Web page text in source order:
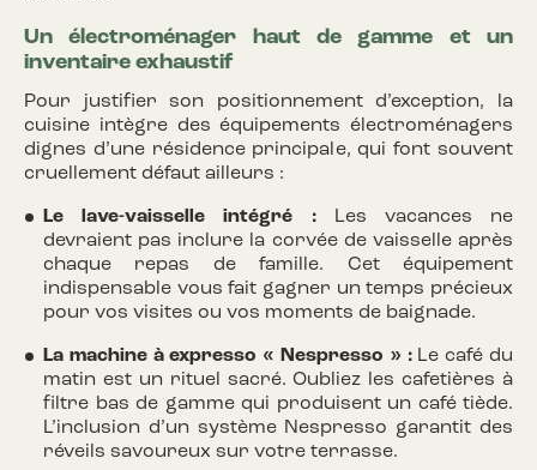
Un électroménager haut de gamme et un
inventaire exhaustif
Pour justifier son positionnement d’exception, la
cuisine intègre des équipements électroménagers
dignes d’une résidence principale, qui font souvent
cruellement défaut ailleurs :
Le lave-vaisselle intégré :Les vacances ne
devraient pas inclure la corvée de vaisselle après
chaque repas de famille. Cet équipement
indispensable vous fait gagner un temps précieux
pour vos visites ou vos moments de baignade.
La machine à expresso « Nespresso » :Le café du
matin est un rituel sacré. Oubliez les cafetières à
filtre bas de gamme qui produisent un café tiède.
L’inclusion d’un système Nespresso garantit des
réveils savoureux sur votre terrasse.